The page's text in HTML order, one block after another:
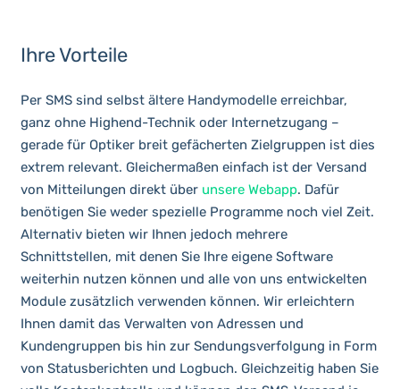
Ihre Vorteile
Per SMS sind selbst ältere Handymodelle erreichbar,
ganz ohne Highend-Technik oder Internetzugang –
gerade für Optiker breit gefächerten Zielgruppen ist dies
extrem relevant. Gleichermaßen einfach ist der Versand
von Mitteilungen direkt über unsere Webapp. Dafür
benötigen Sie weder spezielle Programme noch viel Zeit.
Alternativ bieten wir Ihnen jedoch mehrere
Schnittstellen, mit denen Sie Ihre eigene Software
weiterhin nutzen können und alle von uns entwickelten
Module zusätzlich verwenden können. Wir erleichtern
Ihnen damit das Verwalten von Adressen und
Kundengruppen bis hin zur Sendungsverfolgung in Form
von Statusberichten und Logbuch. Gleichzeitig haben Sie